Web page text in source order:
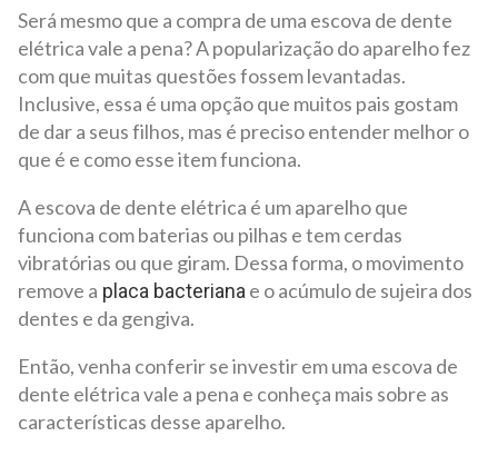
Será mesmo que a compra de uma escova de dente
elétrica vale a pena? A popularização do aparelho fez
com que muitas questões fossem levantadas.
Inclusive, essa é uma opção que muitos pais gostam
de dar a seus filhos, mas é preciso entender melhor o
que é e como esse item funciona.
A escova de dente elétrica é um aparelho que
funciona com baterias ou pilhas e tem cerdas
vibratórias ou que giram. Dessa forma, o movimento
remove a placa bacteriana e o acúmulo de sujeira dos
dentes e da gengiva.
Então, venha conferir se investir em uma escova de
dente elétrica vale a pena e conheça mais sobre as
características desse aparelho.